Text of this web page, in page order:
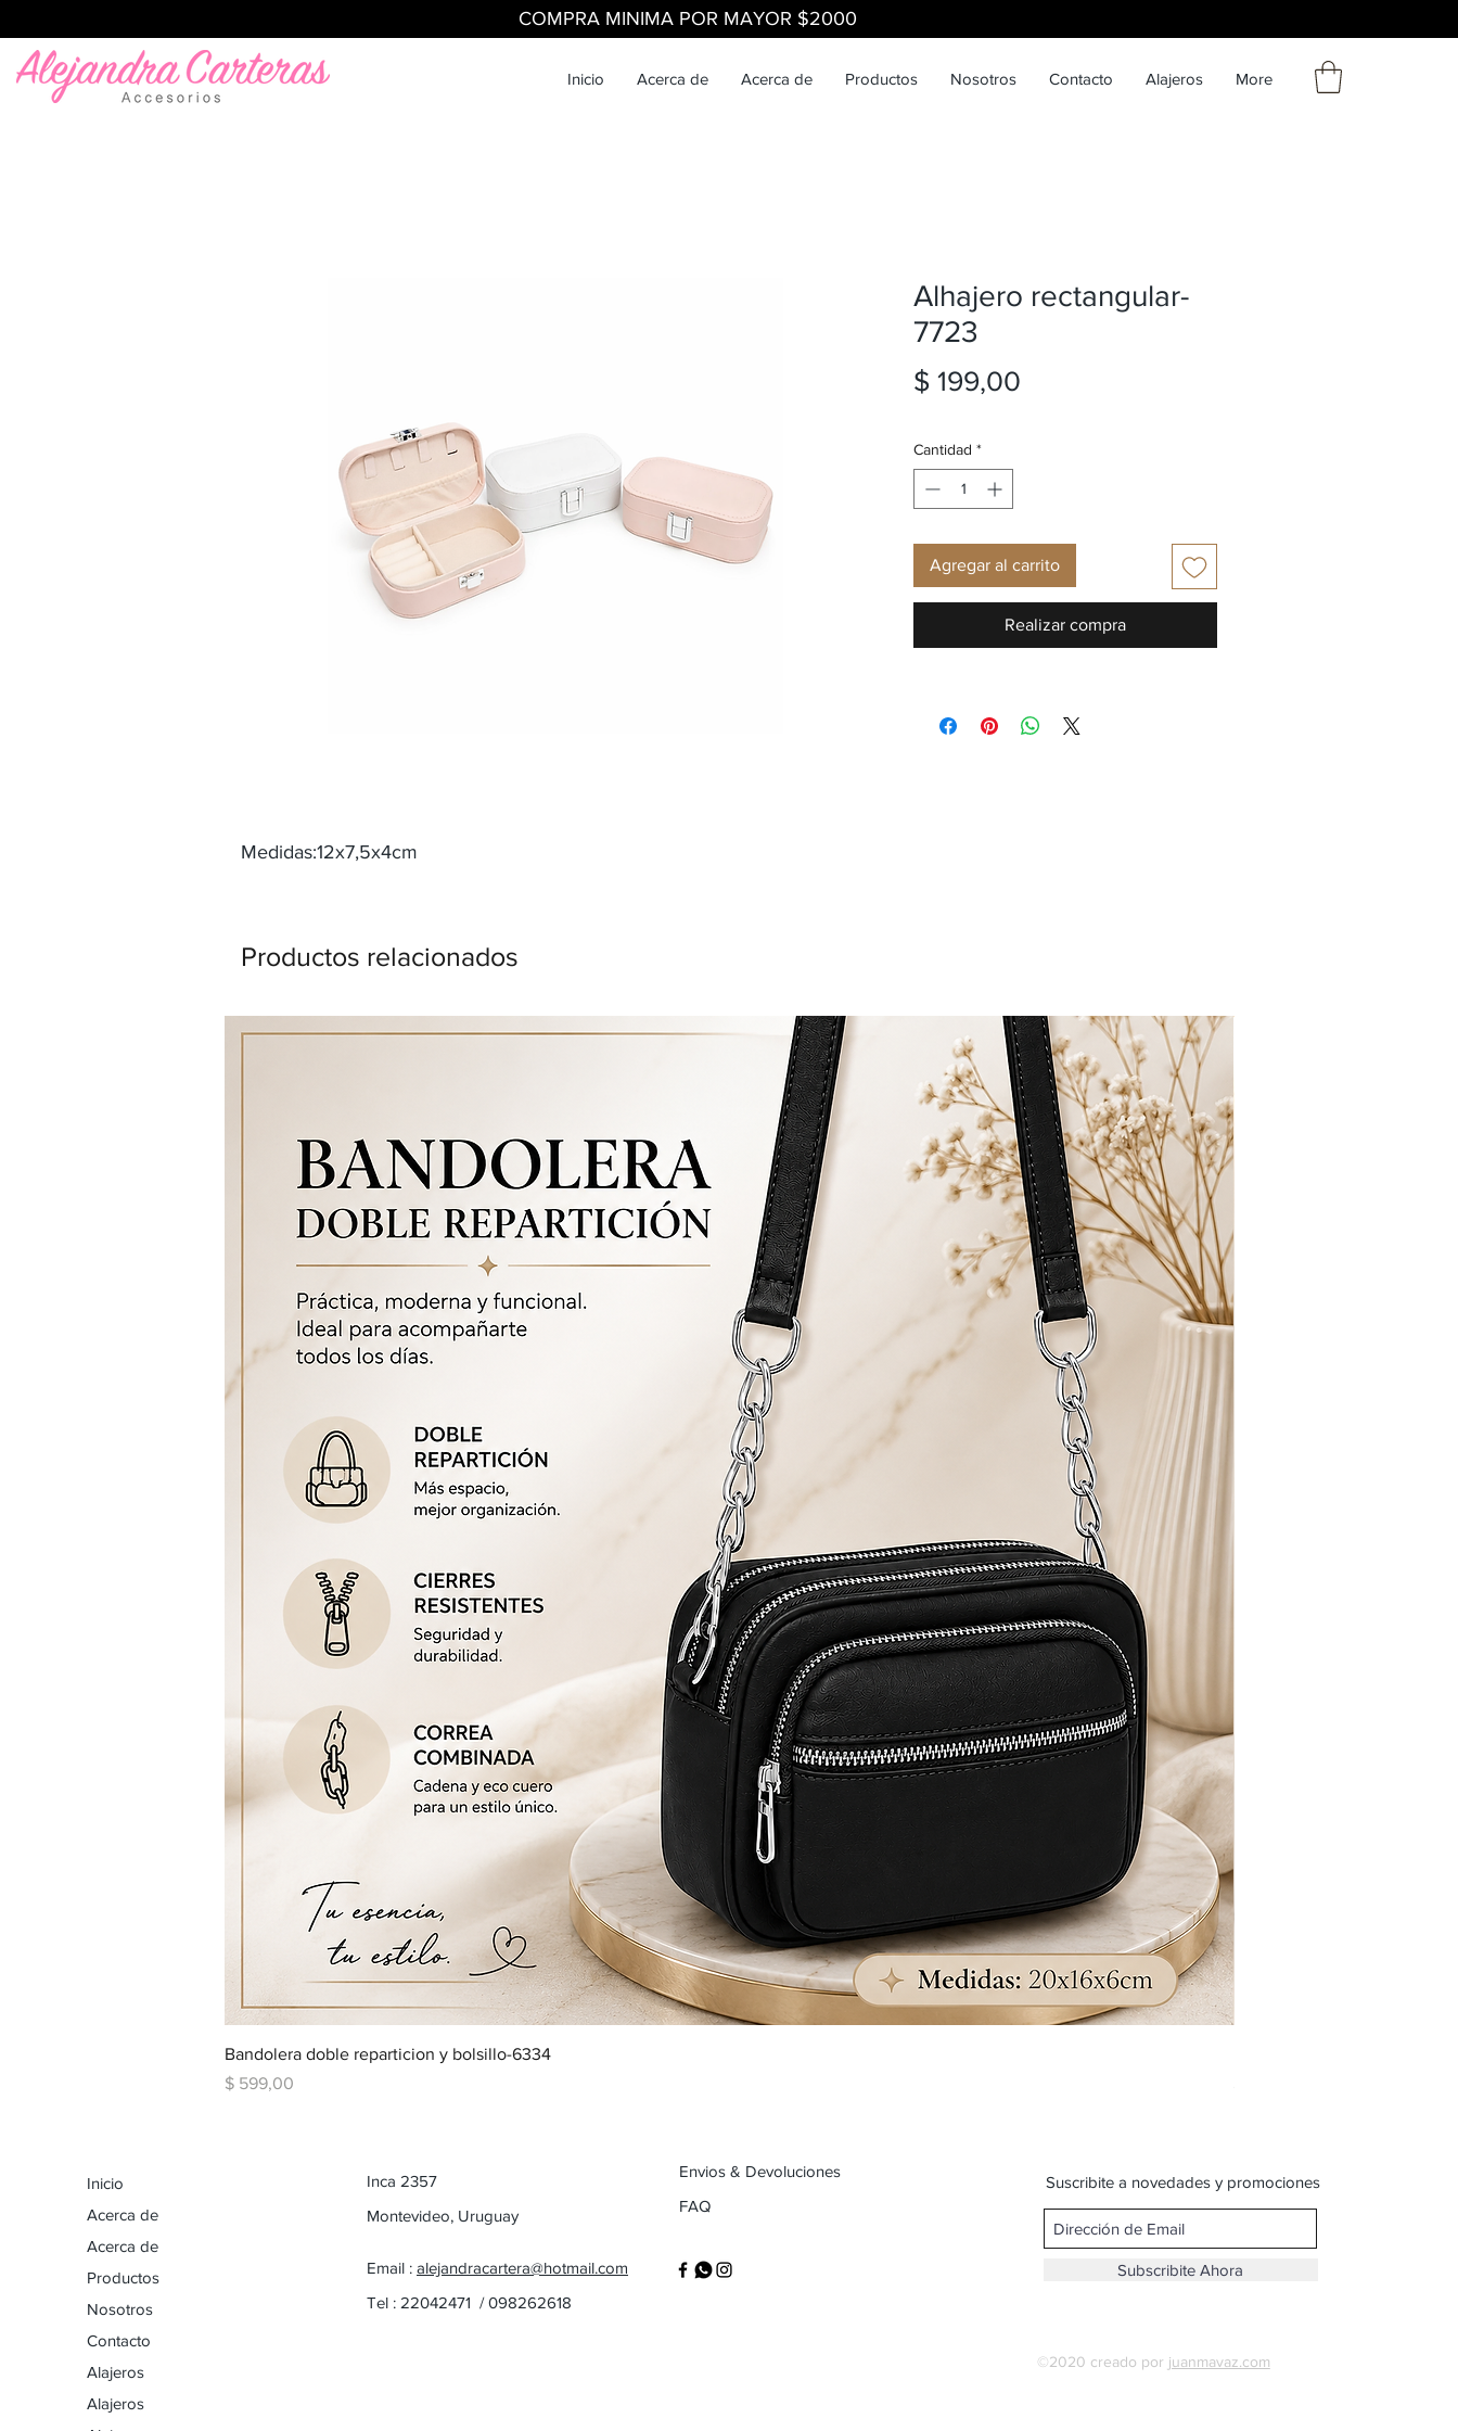
COMPRA MINIMA POR MAYOR $2000
Inicio Acerca de Acerca de Productos Nosotros Contacto Alajeros More
Alhajero rectangular-
7723
$ 199,00
Cantidad *
Agregar al carrito
Realizar compra
Medidas:12x7,5x4cm
Productos relacionados
Bandolera doble reparticion y bolsillo-6334
Precio
$ 599,00
Inicio
Acerca de
Acerca de
Productos
Nosotros
Contacto
Alajeros
Alajeros
Inca 2357
Montevideo, Uruguay
Email : alejandracartera@hotmail.com
Tel : 22042471 / 098262618
Envios & Devoluciones
FAQ
Suscribite a novedades y promociones
Subscribite Ahora
©2020 creado por juanmavaz.com